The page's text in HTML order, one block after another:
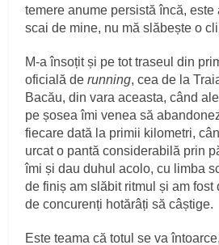
temere anume persistă încă,
scai de mine, nu mă slăbește o
M-a însoțit și pe tot traseul din
oficială derunning, cea de la
Bacău, din vara aceasta, când
pe șosea îmi venea să
fiecare dată la primii kilometri,
urcat o pantă considerabilă prin
îmi și dau duhul acolo, cu limba
de finiș am slăbit ritmul și am fost
de concurenți hotărâți să câștige.
Este teama că totul se va